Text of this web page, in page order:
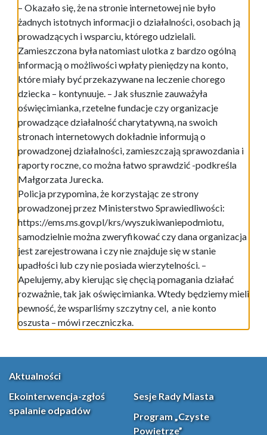
– Okazało się, że na stronie internetowej nie było
żadnych istotnych informacji o działalności, osobach ją
prowadzących i wsparciu, którego udzielali.
Zamieszczona była natomiast ulotka z bardzo ogólną
informacją o możliwości wpłaty pieniędzy na konto,
które miały być przekazywane na leczenie chorego
dziecka – kontynuuje. – Jak słusznie zauważyła
oświęcimianka, rzetelne fundacje czy organizacje
prowadzące działalność charytatywną, na swoich
stronach internetowych dokładnie informują o
prowadzonej działalności, zamieszczają sprawozdania i
raporty roczne, co można łatwo sprawdzić -podkreśla
Małgorzata Jurecka.
Policja przypomina, że korzystając ze strony
prowadzonej przez Ministerstwo Sprawiedliwości:
https://ems.ms.gov.pl/krs/wyszukiwaniepodmiotu,
samodzielnie można zweryfikować czy dana organizacja
jest zarejestrowana i czy nie znajduje się w stanie
upadłości lub czy nie posiada wierzytelności. –
Apelujemy, aby kierując się chęcią pomagania działać
rozważnie, tak jak oświęcimianka. Wtedy będziemy mieli
pewność, że wsparliśmy szczytny cel, a nie konto
oszusta – mówi rzeczniczka.
Aktualności
Ekointerwencja-zgłoś
spalanie odpadów
Sesje Rady Miasta
Program „Czyste
Powietrze”